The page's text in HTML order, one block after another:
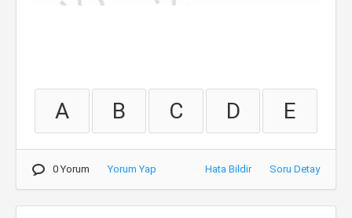
A B C D E
0 Yorum Yorum Yap Hata Bildir Soru Detay